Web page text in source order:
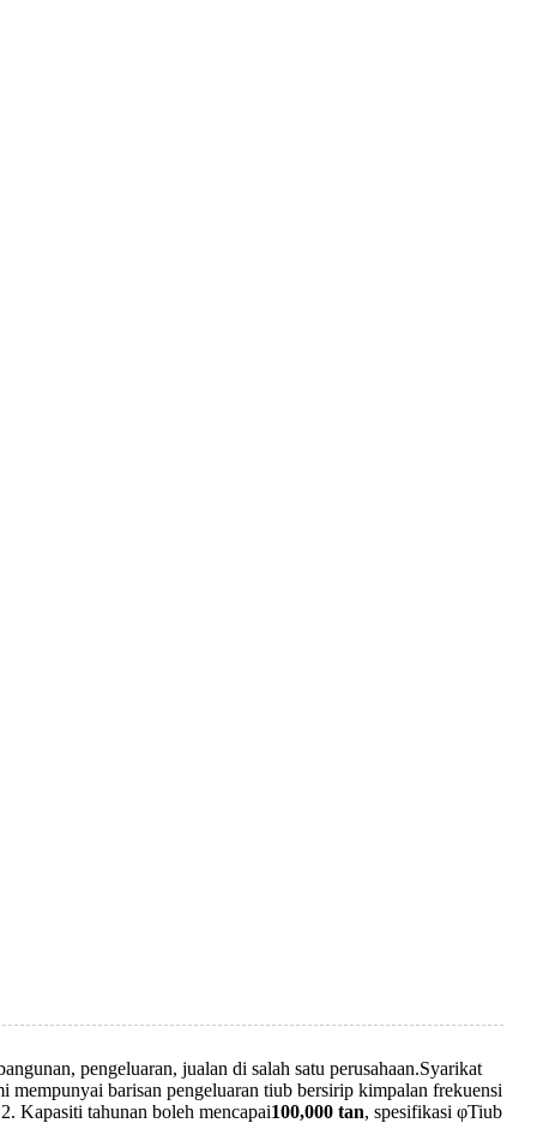
pengeluaran, jualan di salah satu perusahaan.Syarikat
barisan pengeluaran tiub bersirip kimpalan frekuensi
Kapasiti tahunan boleh mencapai100,000 tan, spesifikasi φTiub